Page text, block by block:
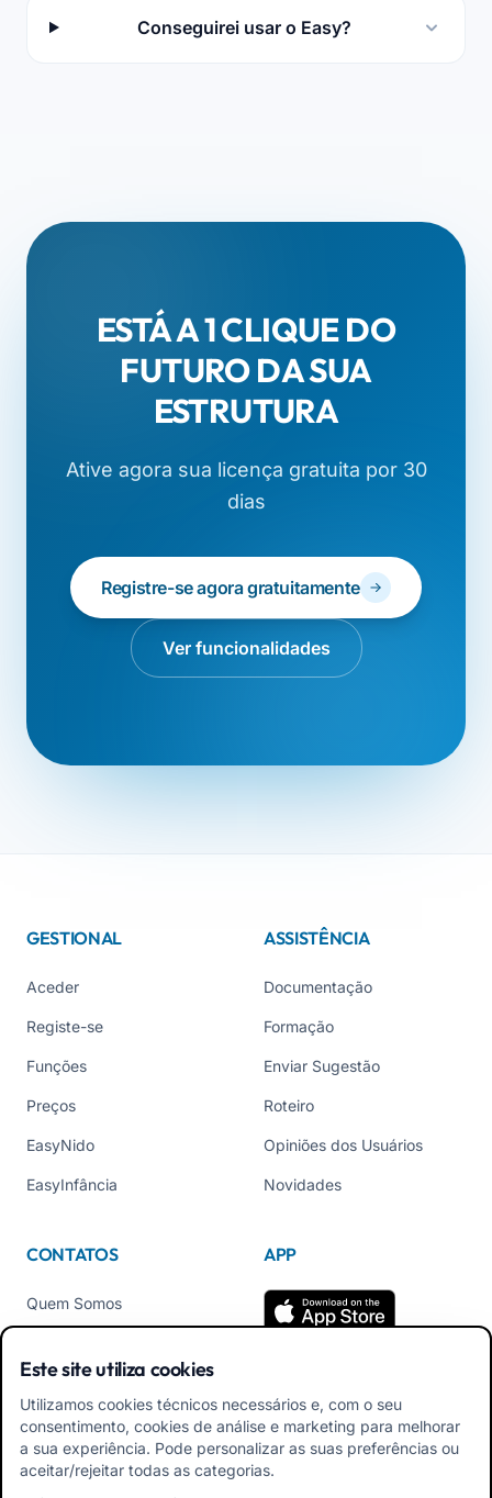
Conseguirei usar o Easy?
ESTÁ A 1 CLIQUE DO
FUTURO DA SUA
ESTRUTURA
Ative agora sua licença gratuita por 30
dias
Registre-se agora gratuitamente
Ver funcionalidades
GESTIONAL
Aceder
Registe-se
Funções
Preços
EasyNido
EasyInfância
ASSISTÊNCIA
Documentação
Formação
Enviar Sugestão
Roteiro
Opiniões dos Usuários
Novidades
CONTATOS
Quem Somos
Tel +39 02 84152514
APP
Baixe o APK do App para
Baixar APK App
Este site utiliza cookies
Utilizamos cookies técnicos necessários e, com o seu
consentimento, cookies de análise e marketing para melhorar
a sua experiência. Pode personalizar as suas preferências ou
aceitar/rejeitar todas as categorias.